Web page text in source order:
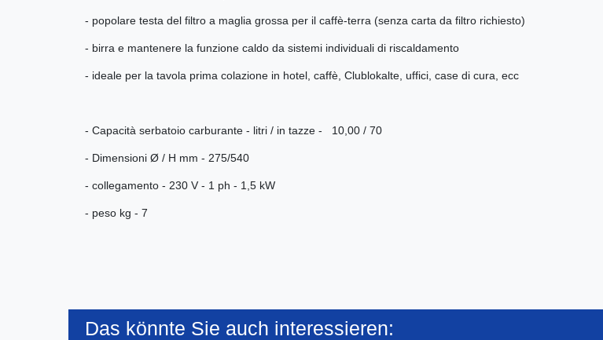
- popolare testa del filtro a maglia grossa per il caffè-terra (senza carta da filtro richiesto)
- birra e mantenere la funzione caldo da sistemi individuali di riscaldamento
- ideale per la tavola prima colazione in hotel, caffè, Clublokalte, uffici, case di cura, ecc
- Capacità serbatoio carburante - litri / in tazze - 10,00 / 70
- Dimensioni Ø / H mm - 275/540
- collegamento - 230 V - 1 ph - 1,5 kW
- peso kg - 7
Das könnte Sie auch interessieren: